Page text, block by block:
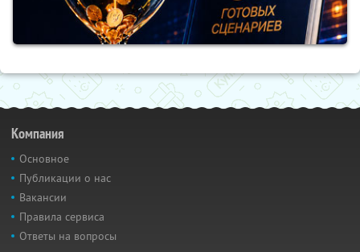
Компания
Основное
Публикации о нас
Вакансии
Правила сервиса
Ответы на вопросы